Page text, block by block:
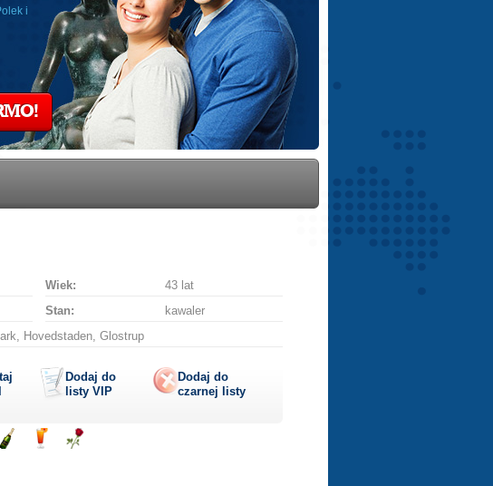
i
Wiek:
43 lat
Stan:
kawaler
Hovedstaden, Glostrup
Dodaj do
listy VIP
Dodaj do
czarnej listy